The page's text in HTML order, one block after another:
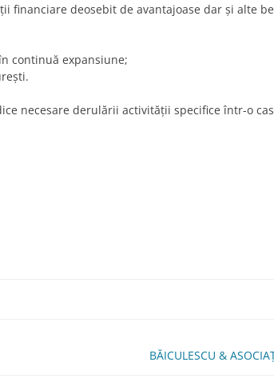
financiare deosebit de avantajoase dar şi alte
continuă expansiune;
necesare derulării activităţii specifice într-o
BĂICULESCU &